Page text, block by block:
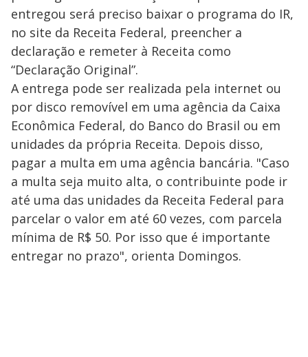
entregou será preciso baixar o programa do IR,
no site da Receita Federal, preencher a
declaração e remeter à Receita como
“Declaração Original”.
A entrega pode ser realizada pela internet ou
por disco removível em uma agência da Caixa
Econômica Federal, do Banco do Brasil ou em
unidades da própria Receita. Depois disso,
pagar a multa em uma agência bancária. "Caso
a multa seja muito alta, o contribuinte pode ir
até uma das unidades da Receita Federal para
parcelar o valor em até 60 vezes, com parcela
mínima de R$ 50. Por isso que é importante
entregar no prazo", orienta Domingos.